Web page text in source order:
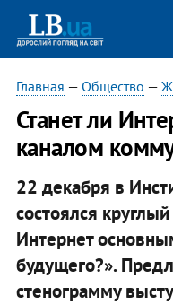
Главная — Общество —
Станет ли
каналом
22 декабря в
состоялся
Интернет
будущего?».
стенограмму